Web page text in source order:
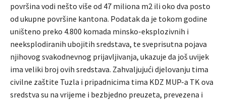
površina vodi nešto više od 47 miliona m2 ili oko dva posto
od ukupne površine kantona. Podatak da je tokom godine
uništeno preko 4.800 komada minsko-eksplozivnih i
neeksplodiranih ubojitih sredstava, te sveprisutna pojava
njihovog svakodnevnog prijavljivanja, ukazuje da još uvijek
ima veliki broj ovih sredstava. Zahvaljujući djelovanju tima
civilne zaštite Tuzla i pripadnicima tima KDZ MUP-a TK ova
sredstva su na vrijeme i bezbjedno preuzeta, prevezena i